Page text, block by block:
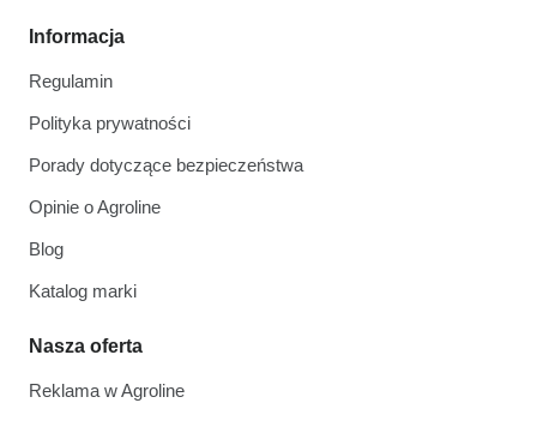
Informacja
Regulamin
Polityka prywatności
Porady dotyczące bezpieczeństwa
Opinie o Agroline
Blog
Katalog marki
Nasza oferta
Reklama w Agroline